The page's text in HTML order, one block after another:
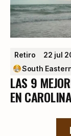
Retiro
22 jul
South
LAS 9
EN